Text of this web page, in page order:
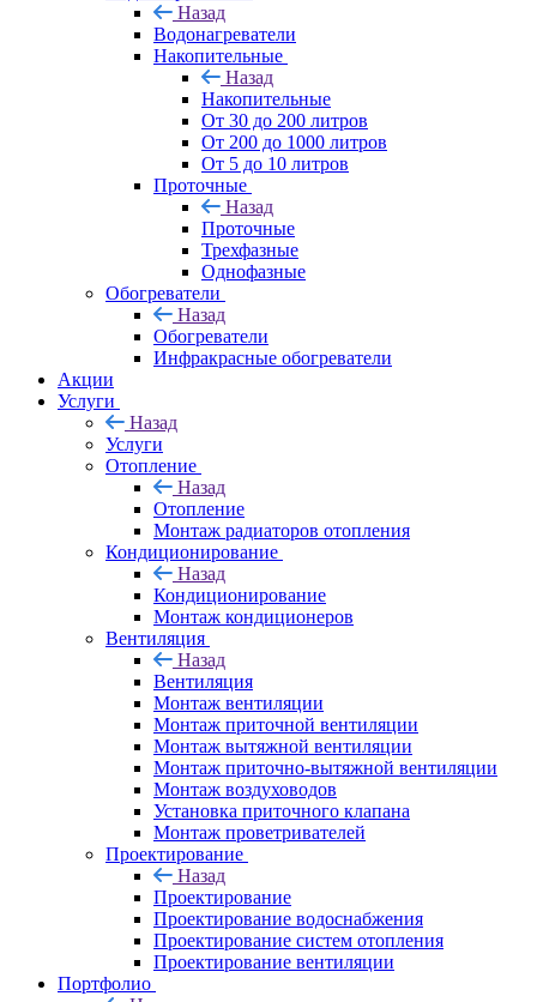
Назад
Водонагреватели
Накопительные
Назад
Накопительные
От 30 до 200 литров
От 200 до 1000 литров
От 5 до 10 литров
Проточные
Назад
Проточные
Трехфазные
Однофазные
Обогреватели
Назад
Обогреватели
Инфракрасные обогреватели
Акции
Услуги
Назад
Услуги
Отопление
Назад
Отопление
Монтаж радиаторов отопления
Кондиционирование
Назад
Кондиционирование
Монтаж кондиционеров
Вентиляция
Назад
Вентиляция
Монтаж вентиляции
Монтаж приточной вентиляции
Монтаж вытяжной вентиляции
Монтаж приточно-вытяжной вентиляции
Монтаж воздуховодов
Установка приточного клапана
Монтаж проветривателей
Проектирование
Назад
Проектирование
Проектирование водоснабжения
Проектирование систем отопления
Проектирование вентиляции
Портфолио